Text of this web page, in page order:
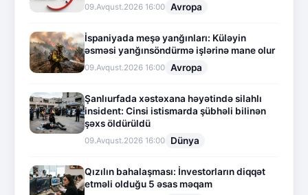
09.Avqust.2026 16:00 Avropa
İspaniyada meşə yanğınları: Küləyin
əsməsi yanğınsöndürmə işlərinə mane olur
09.Avqust.2026 16:00 Avropa
Şanlıurfada xəstəxana həyətində silahlı
insident: Cinsi istismarda şübhəli bilinən
şəxs öldürüldü
09.Avqust.2026 16:00 Dünya
Qızılın bahalaşması: İnvestorların diqqət
etməli olduğu 5 əsas məqam